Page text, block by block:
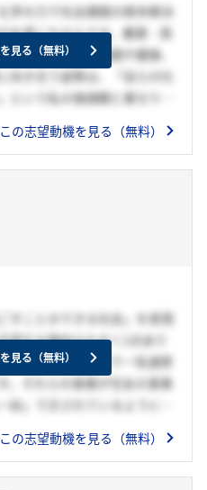
学の力で社会課題の根本解決
を感じたからです。農薬・医
を通じ、食糧問題や健康、
向き合う姿勢は、「自らの仕
いう私の価値観と重なりま
た。この強みを活かし、研
見る（無料）
この志望動機を見る（無料）
すことのできる社会」を実現
望する理由は大きく2点あり
で上流から下流まで一気通貫
。それらの事業が住友の事業
」で示されているように社
バルに強いと感じたからで
見る（無料）
この志望動機を見る（無料）